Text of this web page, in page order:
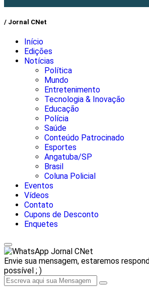
/ Jornal CNet
Início
Edições
Notícias
Política
Mundo
Entretenimento
Tecnologia & Inovação
Educação
Polícia
Saúde
Conteúdo Patrocinado
Esportes
Angatuba/SP
Brasil
Coluna Policial
Eventos
Vídeos
Contato
Cupons de Desconto
Enquetes
Jornal CNet
Envie sua mensagem, estaremos
possível ; )